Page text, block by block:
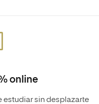
online
sin desplazarte